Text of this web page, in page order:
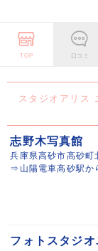
TOP 口コミ
スタジオアリス
志野木写真館
兵庫県高砂市高砂町
⇒山陽電車高砂駅か
フォトスタジ